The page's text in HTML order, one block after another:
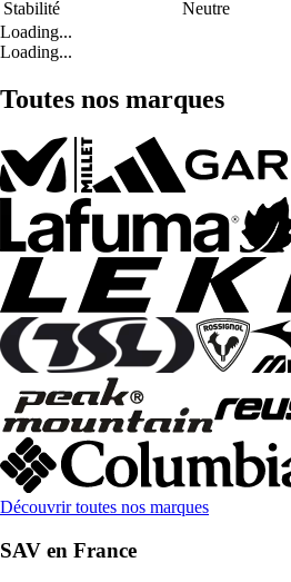
Stabilité
Neutre
Loading...
Loading...
Toutes nos marques
Découvrir toutes nos marques
SAV en France